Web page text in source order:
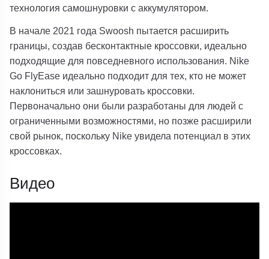
технология самошнуровки с аккумулятором.
В начале 2021 года Swoosh пытается расширить
границы, создав бесконтактные кроссовки, идеально
подходящие для повседневного использования. Nike
Go FlyEase идеально подходит для тех, кто не может
наклониться или зашнуровать кроссовки.
Первоначально они были разработаны для людей с
ограниченными возможностями, но позже расширили
свой рынок, поскольку Nike увидела потенциал в этих
кроссовках.
Видео